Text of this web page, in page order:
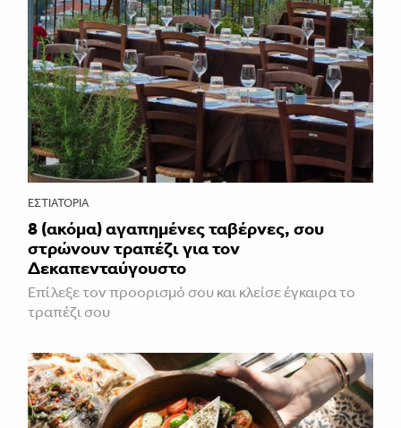
ΕΣΤΙΑΤΌΡΙΑ
8 (ακόμα) αγαπημένες ταβέρνες, σου
στρώνουν τραπέζι για τον
Δεκαπενταύγουστο
Επίλεξε τον προορισμό σου και κλείσε έγκαιρα το
τραπέζι σου